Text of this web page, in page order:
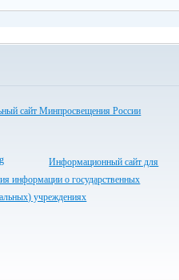
сайт Минпросвещения России
Информационный сайт для
информации о государственных
учреждениях